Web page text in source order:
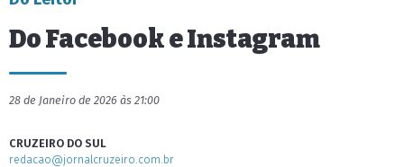
Do Facebook e Instagram
28 de Janeiro de 2026 às 21:00
CRUZEIRO DO SUL
redacao@jornalcruzeiro.com.br